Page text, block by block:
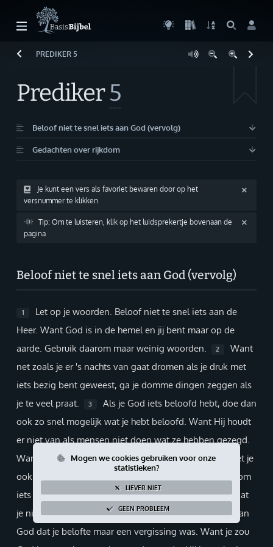
Welkom!
Start
Lezen
Zoeken
Inloggen
Help
PREDIKER 5
Prediker5
Beloof niet te snel iets aan God (vervolg)
Gedachten over rijkdom
Je kunt een vers als favoriet bewaren door op het
versnummer te klikken
Tip: Om te luisteren, klik op het luidsprekertje bovenaan de
pagina
Beloof niet te snel iets aan God (vervolg)
1
Let op je woorden. Beloof niet te snel iets aan de
Heer. Want God is in de hemel en jij bent maar op de
aarde. Gebruik daarom maar weinig woorden.
2
Want
net zoals je er 's nachts van gaat dromen als je druk met
iets bezig bent geweest, ga je domme dingen zeggen als
je te veel praat.
3
Als je God iets beloofd hebt, doe dan
ook zo snel mogelijk wat je hebt beloofd. Want Hij houdt
er niet van als mensen niet doen wat ze hebben gezegd.
Want dan ben je een dwaas. Wat je beloofd hebt, moet je
ook doen.
Het is beter om niets te beloven, dan om
iets te beloven en het niet te doen.
5
Zorg ervoor dat
je niets verkeerds zegt. En zeg niet tegen de priester van
God dat je belofte maar een vergissing was. Want je zou
Mogen we cookies gebruiken voor onze
statistieken?
LIEVER NIET
GEEN PROBLEEM